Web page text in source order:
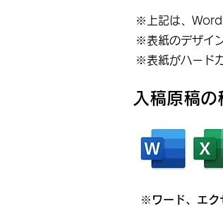
※上記は、Word
※表紙のデザイ
​※表紙がハード
入稿原稿の
※ワード、エク